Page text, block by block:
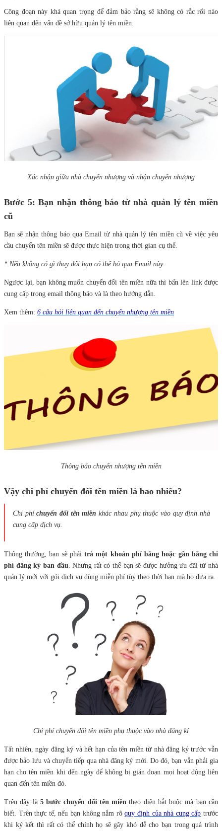
Công đoạn này khá quan trọng để đảm bảo rằng sẽ không có rắc rối nào
liên quan đến vấn đề sở hữu quản lý tên miền.
Xác nhận giữa nhà chuyển nhượng và nhận chuyển nhượng
Bước 5: Bạn nhận thông báo từ nhà quản lý tên miền
cũ
Bạn sẽ nhận thông báo qua Email từ nhà quản lý tên miền cũ về việc yêu
cầu chuyển tên miền sẽ được thực hiện trong thời gian cụ thể.
* Nếu không có gì thay đổi bạn có thể bỏ qua Email này.
Ngược lại, bạn không muốn chuyển đổi tên miền nữa thì bấn lên link được
cung cấp trong email thông báo và là theo hướng dẫn.
Xem thêm: 6 câu hỏi liên quan đến chuyển nhượng tên miền
Thông báo chuyển nhượng tên miền
Vậy chi phí chuyển đổi tên miền là bao nhiêu?
Chi phíchuyển đổi tên miền khác nhau phụ thuộc vào quy định nhà
cung cấp dịch vụ.
Thông thường, bạn sẽ phảitrả một khoản phí bằng hoặc gần bằng chi
phí đăng ký ban đầu. Nhưng rất có thể bạn sẽ được hưởng ưu đãi từ nhà
quản lý mới với gói dịch vụ dùng miễn phí tùy theo thời hạn mà họ đưa ra.
Chi phí chuyển đổi tên miền phụ thuộc vào nhà đăng kí
Tất nhiên, ngày đăng ký và hết hạn của tên miền từ nhà đăng ký trước vẫn
được bảo lưu và chuyển tiếp qua nhà đăng ký mới. Do đó, bạn vẫn phải gia
hạn cho tên miền khi đến ngày để không bị gián đoạn mọi hoạt động liên
quan đến tên miền đó.
Trên đây là 5 bước chuyển đổi tên miền theo diện bắt buộc mà bạn cần
biết. Trên thực tế, nếu bạn không nắm rõquy định của nhà cung cấp trước
khi ký kết thì rất có thể chính họ sẽ gây khó dễ cho bạn trong quá trình